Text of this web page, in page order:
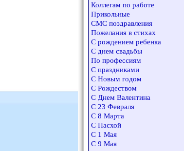
Коллегам по работе
Прикольные
СМС поздравления
Пожелания в стихах
С рождением ребенка
С днем свадьбы
По профессиям
С праздниками
С Новым годом
С Рождеством
С Днем Валентина
С 23 Февраля
С 8 Марта
С Пасхой
С 1 Мая
С 9 Мая